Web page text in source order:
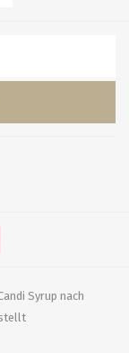
Syrup nach